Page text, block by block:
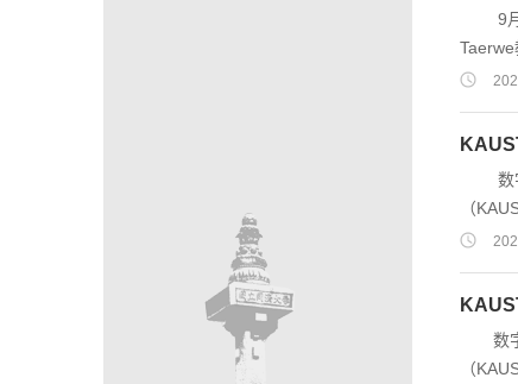
（
9月
副院长
为广阔
数字
（
究基本
分流体
动技
数字
（